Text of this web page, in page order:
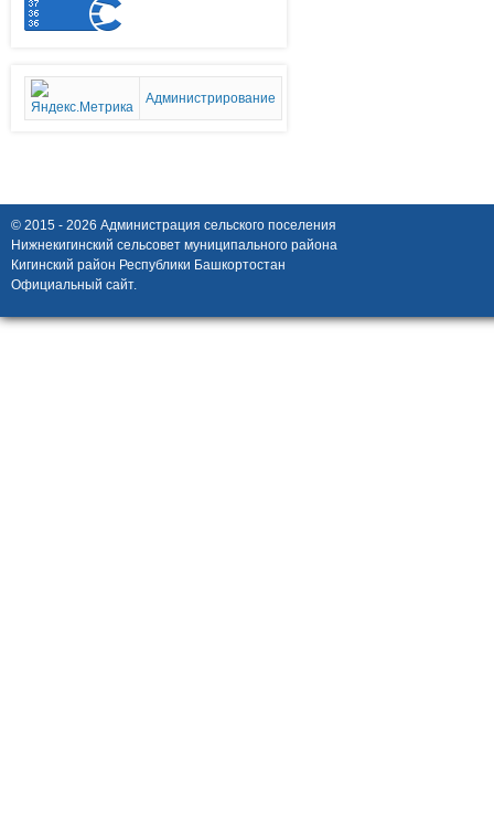
Администрирование
© 2015 - 2026 Администрация сельского поселения
Нижнекигинский сельсовет муниципального района
Кигинский район Республики Башкортостан
Официальный сайт.